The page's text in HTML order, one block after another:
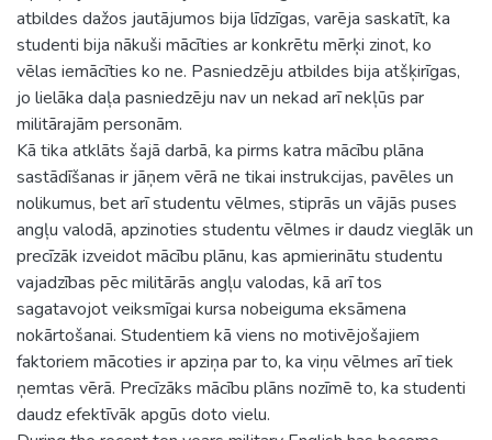
atbildes dažos jautājumos bija līdzīgas, varēja saskatīt, ka
studenti bija nākuši mācīties ar konkrētu mērķi zinot, ko
vēlas iemācīties ko ne. Pasniedzēju atbildes bija atšķirīgas,
jo lielāka daļa pasniedzēju nav un nekad arī nekļūs par
militārajām personām.
Kā tika atklāts šajā darbā, ka pirms katra mācību plāna
sastādīšanas ir jāņem vērā ne tikai instrukcijas, pavēles un
nolikumus, bet arī studentu vēlmes, stiprās un vājās puses
angļu valodā, apzinoties studentu vēlmes ir daudz vieglāk un
precīzāk izveidot mācību plānu, kas apmierinātu studentu
vajadzības pēc militārās angļu valodas, kā arī tos
sagatavojot veiksmīgai kursa nobeiguma eksāmena
nokārtošanai. Studentiem kā viens no motivējošajiem
faktoriem mācoties ir apziņa par to, ka viņu vēlmes arī tiek
ņemtas vērā. Precīzāks mācību plāns nozīmē to, ka studenti
daudz efektīvāk apgūs doto vielu.